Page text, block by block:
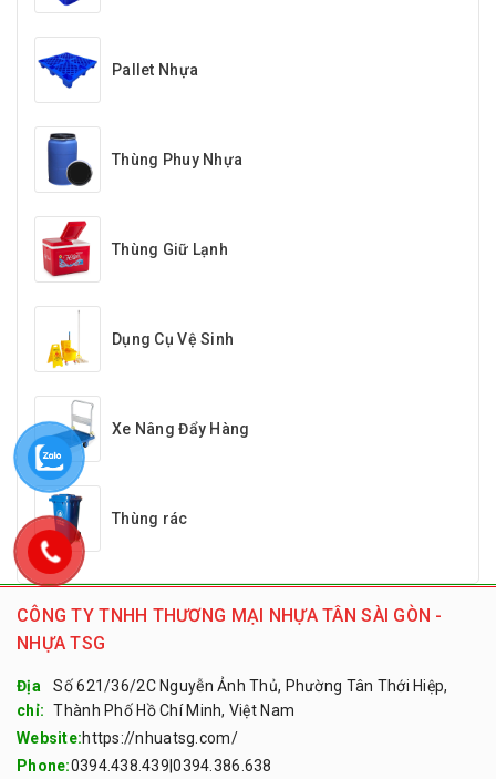
Pallet Nhựa
Thùng Phuy Nhựa
Thùng Giữ Lạnh
Dụng Cụ Vệ Sinh
Xe Nâng Đẩy Hàng
Thùng rác
CÔNG TY TNHH THƯƠNG MẠI NHỰA TÂN SÀI GÒN -
NHỰA TSG
Địa
chỉ:
Số 621/36/2C Nguyễn Ảnh Thủ, Phường Tân Thới Hiệp,
Thành Phố Hồ Chí Minh, Việt Nam
Website:https://nhuatsg.com/
Phone:0394.438.439 |0394.386.638